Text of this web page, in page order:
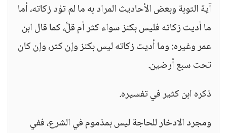
آية التوبة وبعض الأحاديث المراد به ما لم تؤد زكاته، أما
ما أديت زكاته فليس بكنز سواء كثر أم قلَّ، كما قال ابن
عمر وغيره: وما أديت زكاته ليس بكنز وإن كثر، وإن كان
تحت سبع أرضين.
ذكره ابن كثير في تفسيره.
ومجرد الادخار للحاجة ليس بمذموم في الشرع، ففي